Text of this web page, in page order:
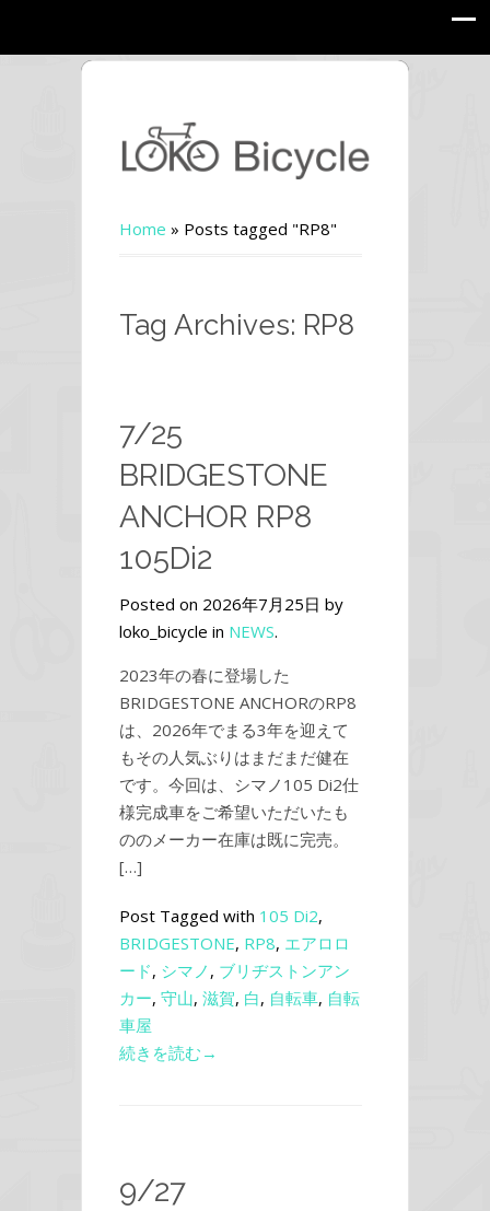
Home » Posts tagged "RP8"
Tag Archives: RP8
7/25
BRIDGESTONE
ANCHOR RP8
105Di2
Posted on 2026年7月25日 by
loko_bicycle in NEWS.
2023年の春に登場した
BRIDGESTONE ANCHORのRP8
は、2026年でまる3年を迎えて
もその人気ぶりはまだまだ健在
です。今回は、シマノ105 Di2仕
様完成車をご希望いただいたも
ののメーカー在庫は既に完売。
[…]
Post Tagged with 105 Di2,
BRIDGESTONE, RP8, エアロロ
ード, シマノ , ブリヂストンアン
カー, 守山, 滋賀, 白, 自転車, 自転
車屋
続きを読む→
9/27